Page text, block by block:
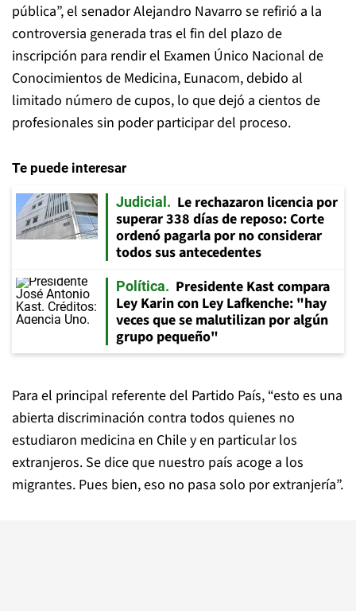
pública”, el senador Alejandro Navarro se refirió a la
controversia generada tras el fin del plazo de
inscripción para rendir el Examen Único Nacional de
Conocimientos de Medicina, Eunacom, debido al
limitado número de cupos, lo que dejó a cientos de
profesionales sin poder participar del proceso.
Te puede interesar
Judicial
Le rechazaron licencia por
superar 338 días de reposo: Corte
ordenó pagarla por no considerar
todos sus antecedentes
Política
Presidente Kast compara
Ley Karin con Ley Lafkenche: "hay
veces que se malutilizan por algún
grupo pequeño"
Para el principal referente del Partido País, “esto es una
abierta discriminación contra todos quienes no
estudiaron medicina en Chile y en particular los
extranjeros. Se dice que nuestro país acoge a los
migrantes. Pues bien, eso no pasa solo por extranjería”.